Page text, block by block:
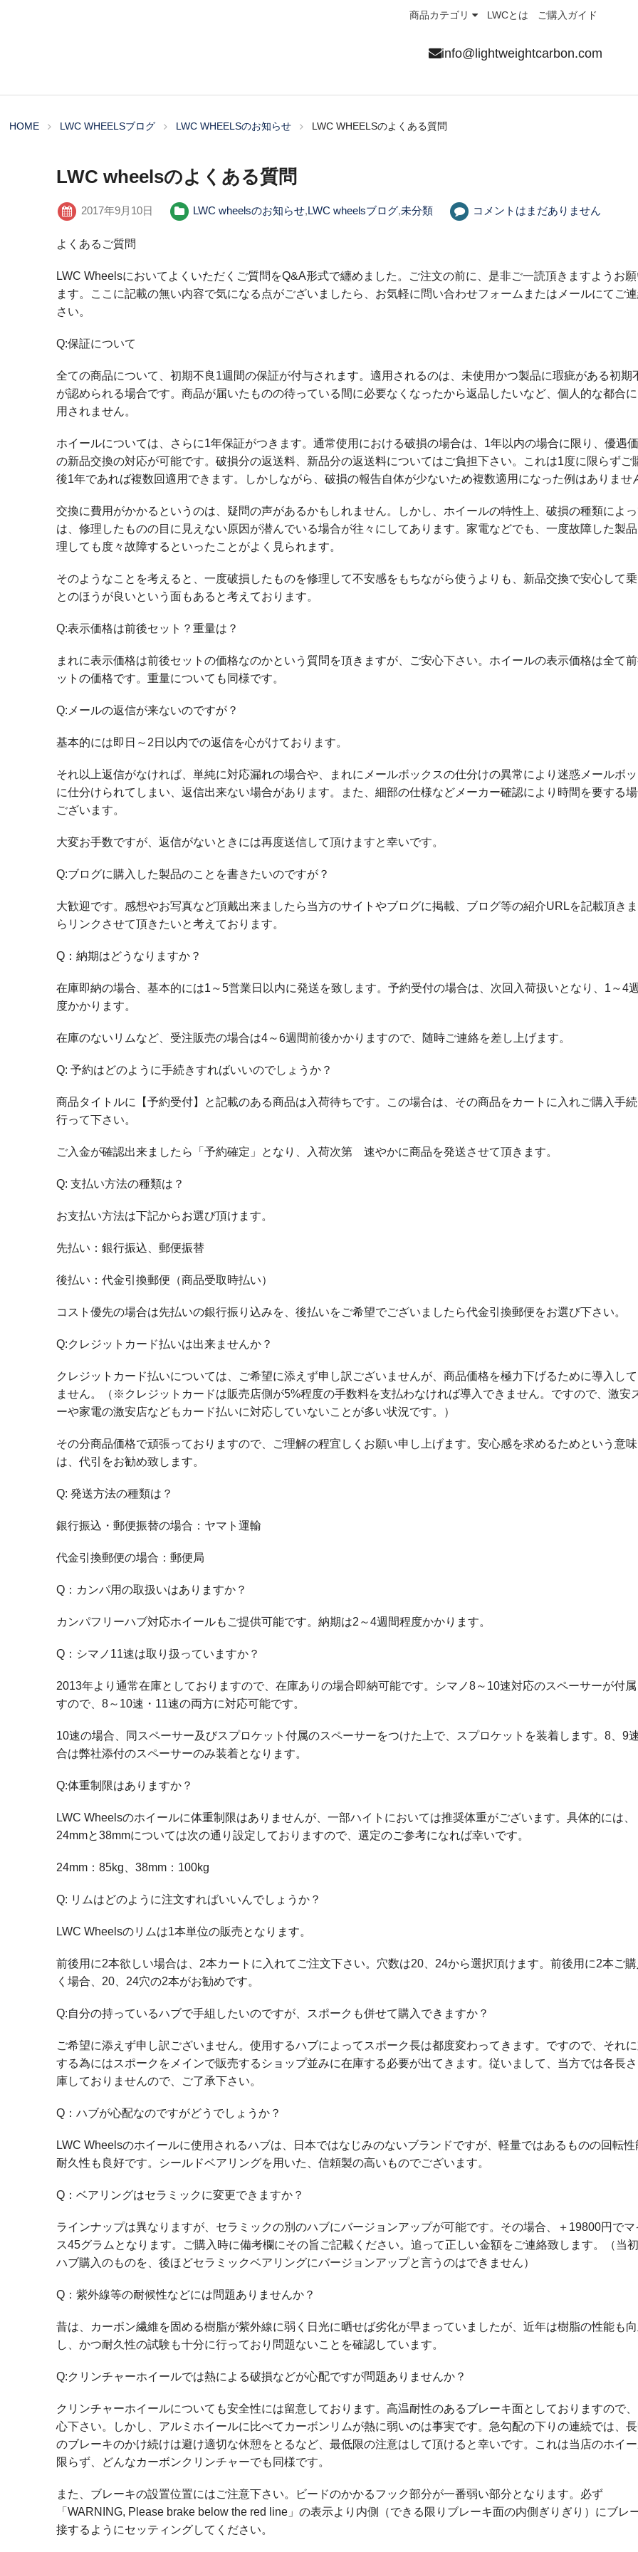
商品カテゴリ LWCとは ご購入ガイド
info@lightweightcarbon.com
HOME LWC WHEELSブログ LWC WHEELSのお知らせ LWC WHEELSのよくある質問
LWC wheelsのよくある質問
2017年9月10日 LWC wheelsのお知らせ,LWC wheelsブログ,未分類 コメントはまだありません
よくあるご質問
LWC Wheelsにおいてよくいただくご質問をQ&A形式で纏めました。ご注文の前に、是非ご一読頂きますようお願
ます。ここに記載の無い内容で気になる点がございましたら、お気軽に問い合わせフォームまたはメールにてご
さい。
Q:保証について
全ての商品について、初期不良1週間の保証が付与されます。適用されるのは、未使用かつ製品に瑕疵がある初期
が認められる場合です。商品が届いたものの待っている間に必要なくなったから返品したいなど、個人的な都合
用されません。
ホイールについては、さらに1年保証がつきます。通常使用における破損の場合は、1年以内の場合に限り、優遇
の新品交換の対応が可能です。破損分の返送料、新品分の返送料についてはご負担下さい。これは1度に限らずご
後1年であれば複数回適用できます。しかしながら、破損の報告自体が少ないため複数適用になった例はありませ
交換に費用がかかるというのは、疑問の声があるかもしれません。しかし、ホイールの特性上、破損の種類によっ
は、修理したものの目に見えない原因が潜んでいる場合が往々にしてあります。家電などでも、一度故障した製
理しても度々故障するといったことがよく見られます。
そのようなことを考えると、一度破損したものを修理して不安感をもちながら使うよりも、新品交換で安心して乗
とのほうが良いという面もあると考えております。
Q:表示価格は前後セット？重量は？
まれに表示価格は前後セットの価格なのかという質問を頂きますが、ご安心下さい。ホイールの表示価格は全て
ットの価格です。重量についても同様です。
Q:メールの返信が来ないのですが？
基本的には即日～2日以内での返信を心がけております。
それ以上返信がなければ、単純に対応漏れの場合や、まれにメールボックスの仕分けの異常により迷惑メールボ
に仕分けられてしまい、返信出来ない場合があります。また、細部の仕様などメーカー確認により時間を要する
ございます。
大変お手数ですが、返信がないときには再度送信して頂けますと幸いです。
Q:ブログに購入した製品のことを書きたいのですが？
大歓迎です。感想やお写真など頂戴出来ましたら当方のサイトやブログに掲載、ブログ等の紹介URLを記載頂き
らリンクさせて頂きたいと考えております。
Q：納期はどうなりますか？
在庫即納の場合、基本的には1～5営業日以内に発送を致します。予約受付の場合は、次回入荷扱いとなり、1～4
度かかります。
在庫のないリムなど、受注販売の場合は4～6週間前後かかりますので、随時ご連絡を差し上げます。
Q: 予約はどのように手続きすればいいのでしょうか？
商品タイトルに【予約受付】と記載のある商品は入荷待ちです。この場合は、その商品をカートに入れご購入手
行って下さい。
ご入金が確認出来ましたら「予約確定」となり、入荷次第 速やかに商品を発送させて頂きます。
Q: 支払い方法の種類は？
お支払い方法は下記からお選び頂けます。
先払い：銀行振込、郵便振替
後払い：代金引換郵便（商品受取時払い）
コスト優先の場合は先払いの銀行振り込みを、後払いをご希望でございましたら代金引換郵便をお選び下さい。
Q:クレジットカード払いは出来ませんか？
クレジットカード払いについては、ご希望に添えず申し訳ございませんが、商品価格を極力下げるために導入して
ません。（※クレジットカードは販売店側が5%程度の手数料を支払わなければ導入できません。ですので、激安
ーや家電の激安店などもカード払いに対応していないことが多い状況です。）
その分商品価格で頑張っておりますので、ご理解の程宜しくお願い申し上げます。安心感を求めるためという意
は、代引をお勧め致します。
Q: 発送方法の種類は？
銀行振込・郵便振替の場合：ヤマト運輸
代金引換郵便の場合：郵便局
Q：カンパ用の取扱いはありますか？
カンパフリーハブ対応ホイールもご提供可能です。納期は2～4週間程度かかります。
Q：シマノ11速は取り扱っていますか？
2013年より通常在庫としておりますので、在庫ありの場合即納可能です。シマノ8～10速対応のスペーサーが付属
すので、8～10速・11速の両方に対応可能です。
10速の場合、同スペーサー及びスプロケット付属のスペーサーをつけた上で、スプロケットを装着します。8、9
合は弊社添付のスペーサーのみ装着となります。
Q:体重制限はありますか？
LWC Wheelsのホイールに体重制限はありませんが、一部ハイトにおいては推奨体重がございます。具体的には、
24mmと38mmについては次の通り設定しておりますので、選定のご参考になれば幸いです。
24mm：85kg、38mm：100kg
Q: リムはどのように注文すればいいんでしょうか？
LWC Wheelsのリムは1本単位の販売となります。
前後用に2本欲しい場合は、2本カートに入れてご注文下さい。穴数は20、24から選択頂けます。前後用に2本ご
く場合、20、24穴の2本がお勧めです。
Q:自分の持っているハブで手組したいのですが、スポークも併せて購入できますか？
ご希望に添えず申し訳ございません。使用するハブによってスポーク長は都度変わってきます。ですので、それ
する為にはスポークをメインで販売するショップ並みに在庫する必要が出てきます。従いまして、当方では各長
庫しておりませんので、ご了承下さい。
Q：ハブが心配なのですがどうでしょうか？
LWC Wheelsのホイールに使用されるハブは、日本ではなじみのないブランドですが、軽量ではあるものの回転性
耐久性も良好です。シールドベアリングを用いた、信頼製の高いものでございます。
Q：ベアリングはセラミックに変更できますか？
ラインナップは異なりますが、セラミックの別のハブにバージョンアップが可能です。その場合、＋19800円でマ
ス45グラムとなります。ご購入時に備考欄にその旨ご記載ください。追って正しい金額をご連絡致します。（当
ハブ購入のものを、後ほどセラミックベアリングにバージョンアップと言うのはできません）
Q：紫外線等の耐候性などには問題ありませんか？
昔は、カーボン繊維を固める樹脂が紫外線に弱く日光に晒せば劣化が早まっていましたが、近年は樹脂の性能も向
し、かつ耐久性の試験も十分に行っており問題ないことを確認しています。
Q:クリンチャーホイールでは熱による破損などが心配ですが問題ありませんか？
クリンチャーホイールについても安全性には留意しております。高温耐性のあるブレーキ面としておりますので
心下さい。しかし、アルミホイールに比べてカーボンリムが熱に弱いのは事実です。急勾配の下りの連続では、
のブレーキのかけ続けは避け適切な休憩をとるなど、最低限の注意はして頂けると幸いです。これは当店のホイ
限らず、どんなカーボンクリンチャーでも同様です。
また、ブレーキの設置位置にはご注意下さい。ビードのかかるフック部分が一番弱い部分となります。必ず
「WARNING, Please brake below the red line」の表示より内側（できる限りブレーキ面の内側ぎりぎり）にブレ
接するようにセッティングしてください。